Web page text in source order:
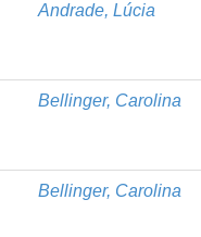
Andrade, Lúcia
Bellinger, Carolina
Bellinger, Carolina